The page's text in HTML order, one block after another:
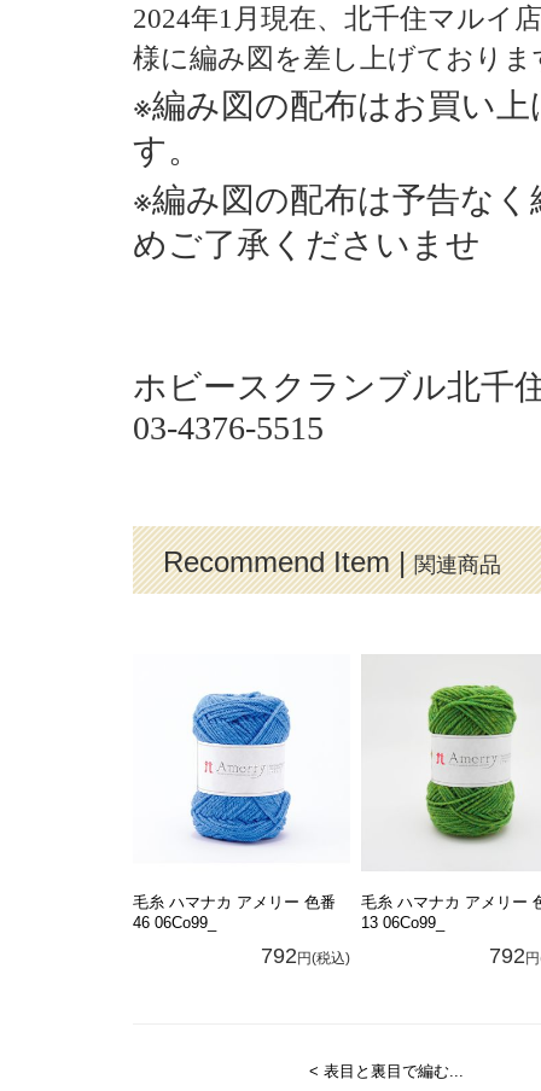
2024年1 月現在、北千住マルイ
様に編み図を差し上げておりま
※編み図の配布はお買い
す。
※編み図の配布は予告な
めご了承くださいませ
ホビースクランブル北千
03-4376-5515
Recommend Item |関連商品
毛糸 ハマナカ アメリー 色番
46 06Co99_
792 円(税込)
毛糸 ハマナカ アメリー
13 06Co99_
792
< 表目と裏目で編む...